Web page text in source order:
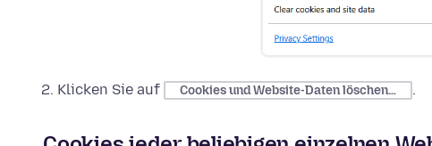
Klicken Sie auf Cookies und Website-Daten löschen… .